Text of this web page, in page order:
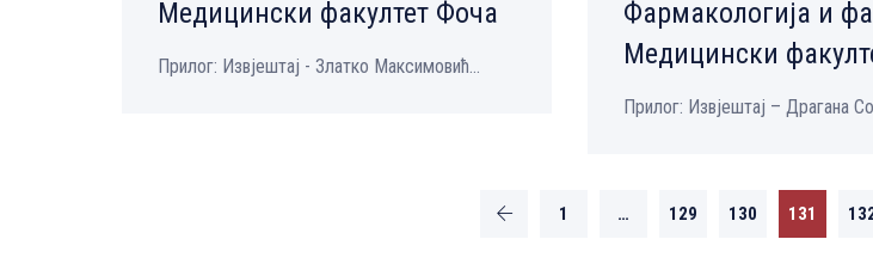
Медицински факултет Фоча
Прилог: Извјештај - Златко Максимовић...
Фармакологија и
Медицински
Прилог: Извјештај – Драгана
1 … 129 130 131